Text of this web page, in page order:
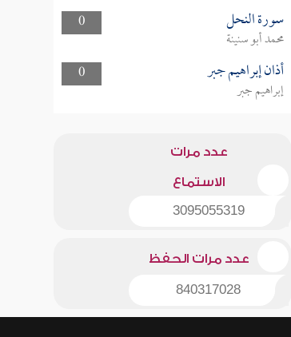
0
سورة النحل
محمد أبو سنينة
0
أذان إبراهيم جبر
إبراهيم جبر
عدد مرات
الاستماع
3095055319
عدد مرات الحفظ
840317028